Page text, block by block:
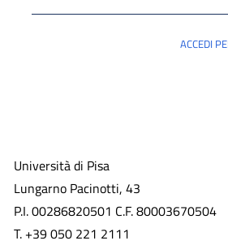
ACCEDI
Università di Pisa
Lungarno Pacinotti, 43
P.I. 00286820501 C.F. 80003670504
T. +39 050 221 2111